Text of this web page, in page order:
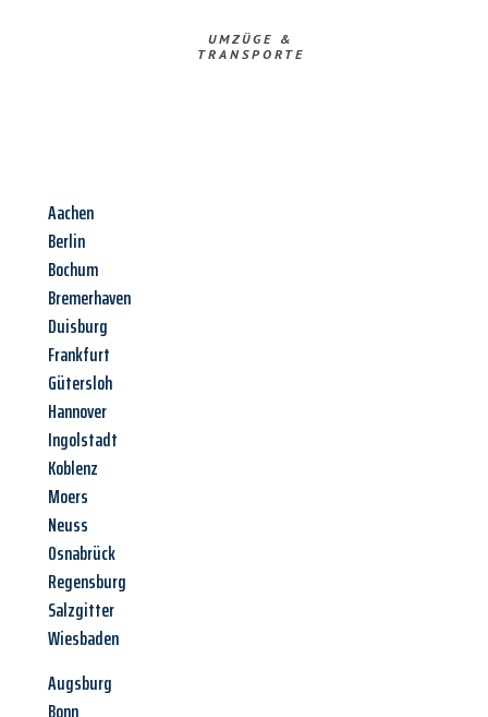
UMZÜGE &
TRANSPORTE
Aachen
Berlin
Bochum
Bremerhaven
Duisburg
Frankfurt
Gütersloh
Hannover
Ingolstadt
Koblenz
Moers
Neuss
Osnabrück
Regensburg
Salzgitter
Wiesbaden
Augsburg